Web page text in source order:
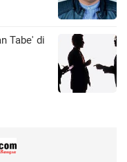
Tabe' di